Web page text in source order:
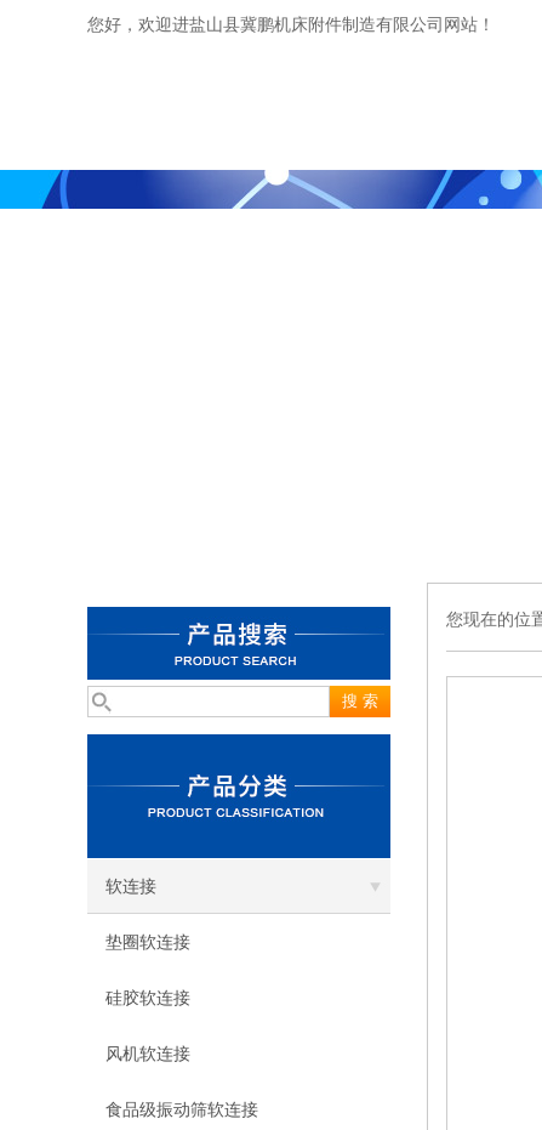
您好，欢迎进盐山县冀鹏机床附件制造有限公司网站！
软连接
垫圈软连接
硅胶软连接
风机软连接
食品级振动筛软连接
您现在的位